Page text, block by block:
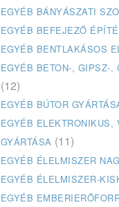
EGYÉB BÁNYÁSZATI
EGYÉB BEFEJEZŐ
EGYÉB BENTLAKÁSOS
EGYÉB BETON-, GIPSZ-,
(12)
EGYÉB BÚTOR
EGYÉB
GYÁRTÁSA (11)
EGYÉB ÉLELMISZER
EGYÉB ÉLELMISZER-
EGYÉB